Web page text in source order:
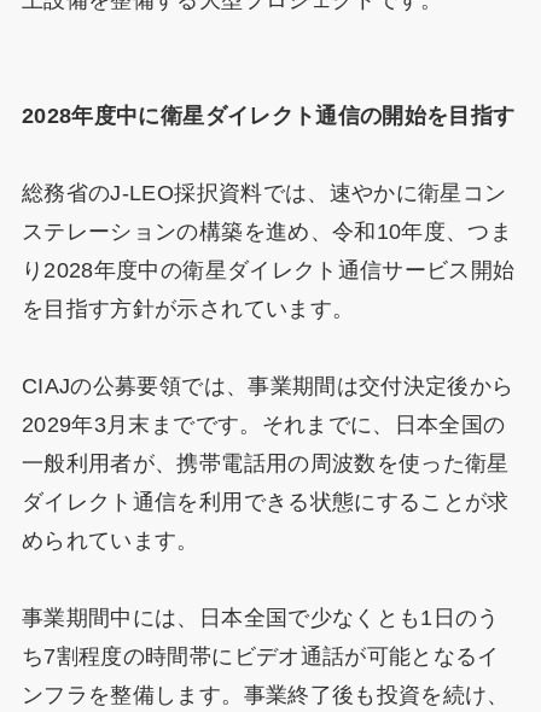
2028年度中に衛星ダイレクト通信の開始を目指す
総務省のJ-LEO採択資料では、速やかに衛星コン
ステレーションの構築を進め、令和10年度、つま
り2028年度中の衛星ダイレクト通信サービス開始
を目指す方針が示されています。
CIAJの公募要領では、事業期間は交付決定後から
2029年3月末までです。それまでに、日本全国の
一般利用者が、携帯電話用の周波数を使った衛星
ダイレクト通信を利用できる状態にすることが求
められています。
事業期間中には、日本全国で少なくとも1日のう
ち7割程度の時間帯にビデオ通話が可能となるイ
ンフラを整備します。事業終了後も投資を続け、